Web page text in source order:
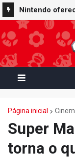
Nintendo
do terremoto
de ienes à
Página inicial
Super
torna o